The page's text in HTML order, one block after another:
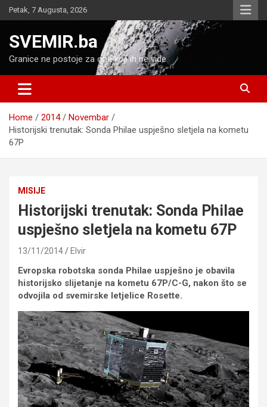
Skip
to
Petak, 7 Augusta, 2026
SVEMIR.ba
Granice ne postoje za one koji ih ne vide
Home 2014
Novembar
Historijski trenutak: Sonda Philae uspješno sletjela na kometu
67P
MISIJE
Historijski trenutak: Sonda Philae
uspješno sletjela na kometu 67P
13/11/2014 Elvir
Evropska robotska sonda Philae uspješno je obavila
historijsko slijetanje na kometu 67P/C-G, nakon što se
odvojila od svemirske letjelice Rosette.